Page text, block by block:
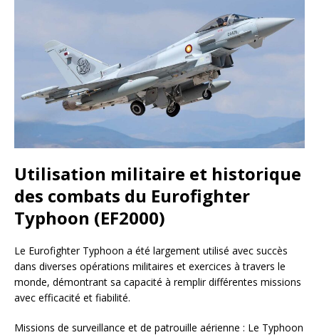
Utilisation militaire et historique
des combats du Eurofighter
Typhoon (EF2000)
Le Eurofighter Typhoon a été largement utilisé avec succès
dans diverses opérations militaires et exercices à travers le
monde, démontrant sa capacité à remplir différentes missions
avec efficacité et fiabilité.
Missions de surveillance et de patrouille aérienne : Le Typhoon